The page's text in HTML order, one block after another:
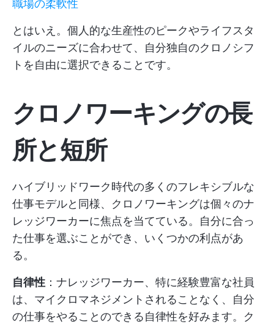
職場の柔軟性
とはいえ。個人的な生産性のピークやライフスタ
イルのニーズに合わせて、自分独自のクロノシフ
トを自由に選択できることです。
クロノワーキングの長
所と短所
ハイブリッドワーク時代の多くのフレキシブルな
仕事モデルと同様、クロノワーキングは個々のナ
レッジワーカーに焦点を当てている。自分に合っ
た仕事を選ぶことができ、いくつかの利点があ
る。
自律性 ：ナレッジワーカー、特に経験豊富な社員
は、マイクロマネジメントされることなく、自分
の仕事をやることのできる自律性を好みます。ク